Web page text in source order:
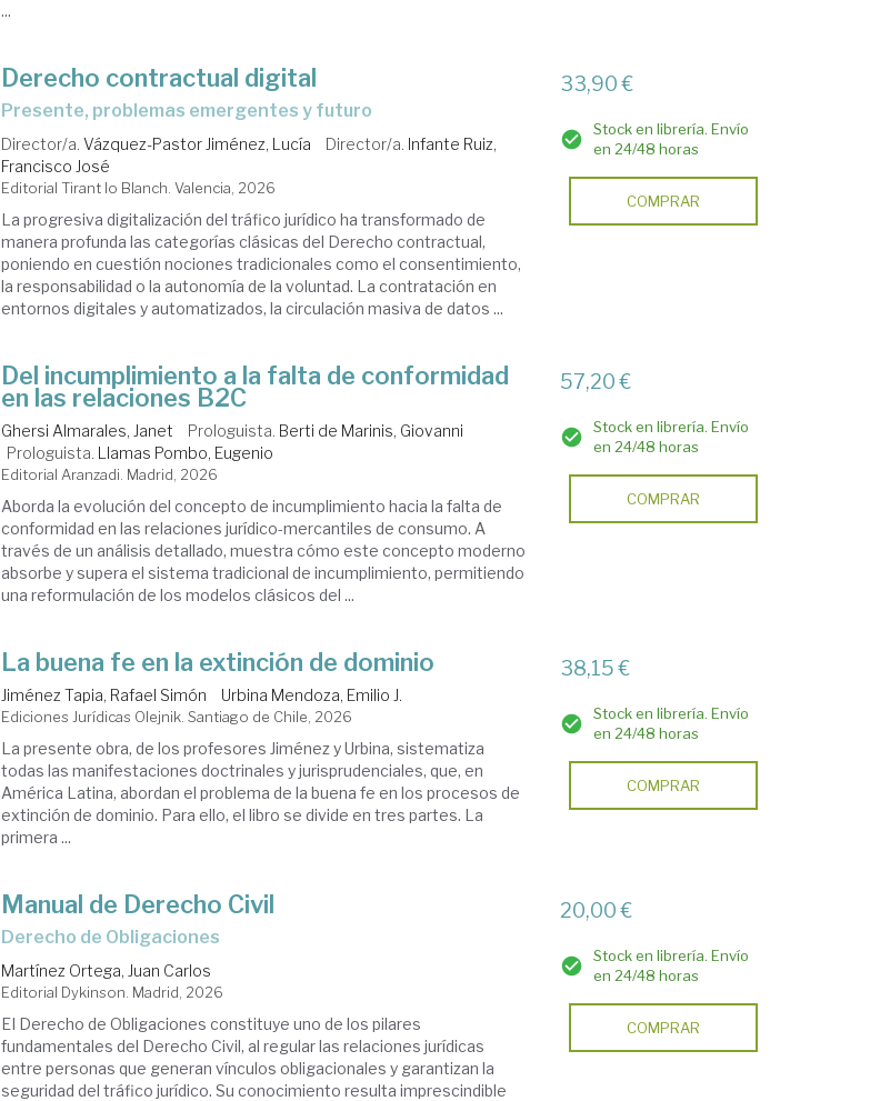
...
Derecho contractual digital
Presente, problemas emergentes y futuro
Director/a.Vázquez-Pastor Jiménez, Lucía Director/a. Infante Ruiz,
Francisco José
Editorial Tirant lo Blanch. Valencia, 2026
La progresiva digitalización del tráfico jurídico ha transformado de
manera profunda las categorías clásicas del Derecho contractual,
poniendo en cuestión nociones tradicionales como el consentimiento,
la responsabilidad o la autonomía de la voluntad. La contratación en
entornos digitales y automatizados, la circulación masiva de datos ...
33,90 €
Stock en librería. Envío
en 24/48 horas
COMPRAR
Del incumplimiento a la falta de conformidad
en las relaciones B2C
Ghersi Almarales, Janet Prologuista. Berti de Marinis, Giovanni
Prologuista. Llamas Pombo, Eugenio
Editorial Aranzadi. Madrid, 2026
Aborda la evolución del concepto de incumplimiento hacia la falta de
conformidad en las relaciones jurídico-mercantiles de consumo. A
través de un análisis detallado, muestra cómo este concepto moderno
absorbe y supera el sistema tradicional de incumplimiento, permitiendo
una reformulación de los modelos clásicos del ...
57,20 €
Stock en librería. Envío
en 24/48 horas
COMPRAR
La buena fe en la extinción de dominio
Jiménez Tapia, Rafael Simón Urbina Mendoza, Emilio J.
Ediciones Jurídicas Olejnik. Santiago de Chile, 2026
La presente obra, de los profesores Jiménez y Urbina, sistematiza
todas las manifestaciones doctrinales y jurisprudenciales, que, en
América Latina, abordan el problema de la buena fe en los procesos de
extinción de dominio. Para ello, el libro se divide en tres partes. La
primera ...
38,15 €
Stock en librería. Envío
en 24/48 horas
COMPRAR
Manual de Derecho Civil
Derecho de Obligaciones
Martínez Ortega, Juan Carlos
Editorial Dykinson. Madrid, 2026
EI Derecho de Obligaciones constituye uno de los pilares
fundamentales del Derecho Civil, al regular las relaciones jurídicas
entre personas que generan vínculos obligacionales y garantizan la
seguridad del tráfico jurídico. Su conocimiento resulta imprescindible
20,00 €
Stock en librería. Envío
en 24/48 horas
COMPRAR